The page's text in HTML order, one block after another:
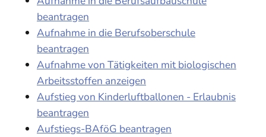
beantragen
Aufnahme in die Berufsoberschule
beantragen
Aufnahme von Tätigkeiten mit biologischen
Arbeitsstoffen anzeigen
Aufstieg von Kinderluftballonen - Erlaubnis
beantragen
Aufstiegs-BAföG beantragen